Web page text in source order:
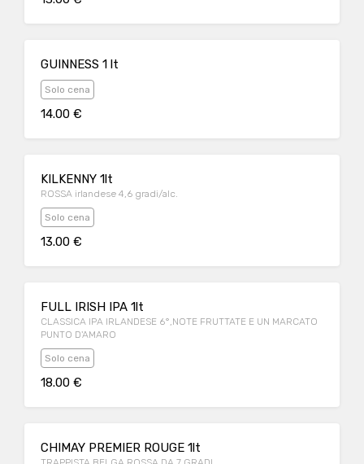
GUINNESS 1 lt
Solo cena
14.00 €
KILKENNY 1lt
ROSSA irlandese 4,6 gradi/alc.
Solo cena
13.00 €
FULL IRISH IPA 1lt
CLASSICA IPA IRLANDESE 6°,NOTE FRUTTATE E UN MARCATO
PUNTO D'AMARO
Solo cena
18.00 €
CHIMAY PREMIER ROUGE 1lt